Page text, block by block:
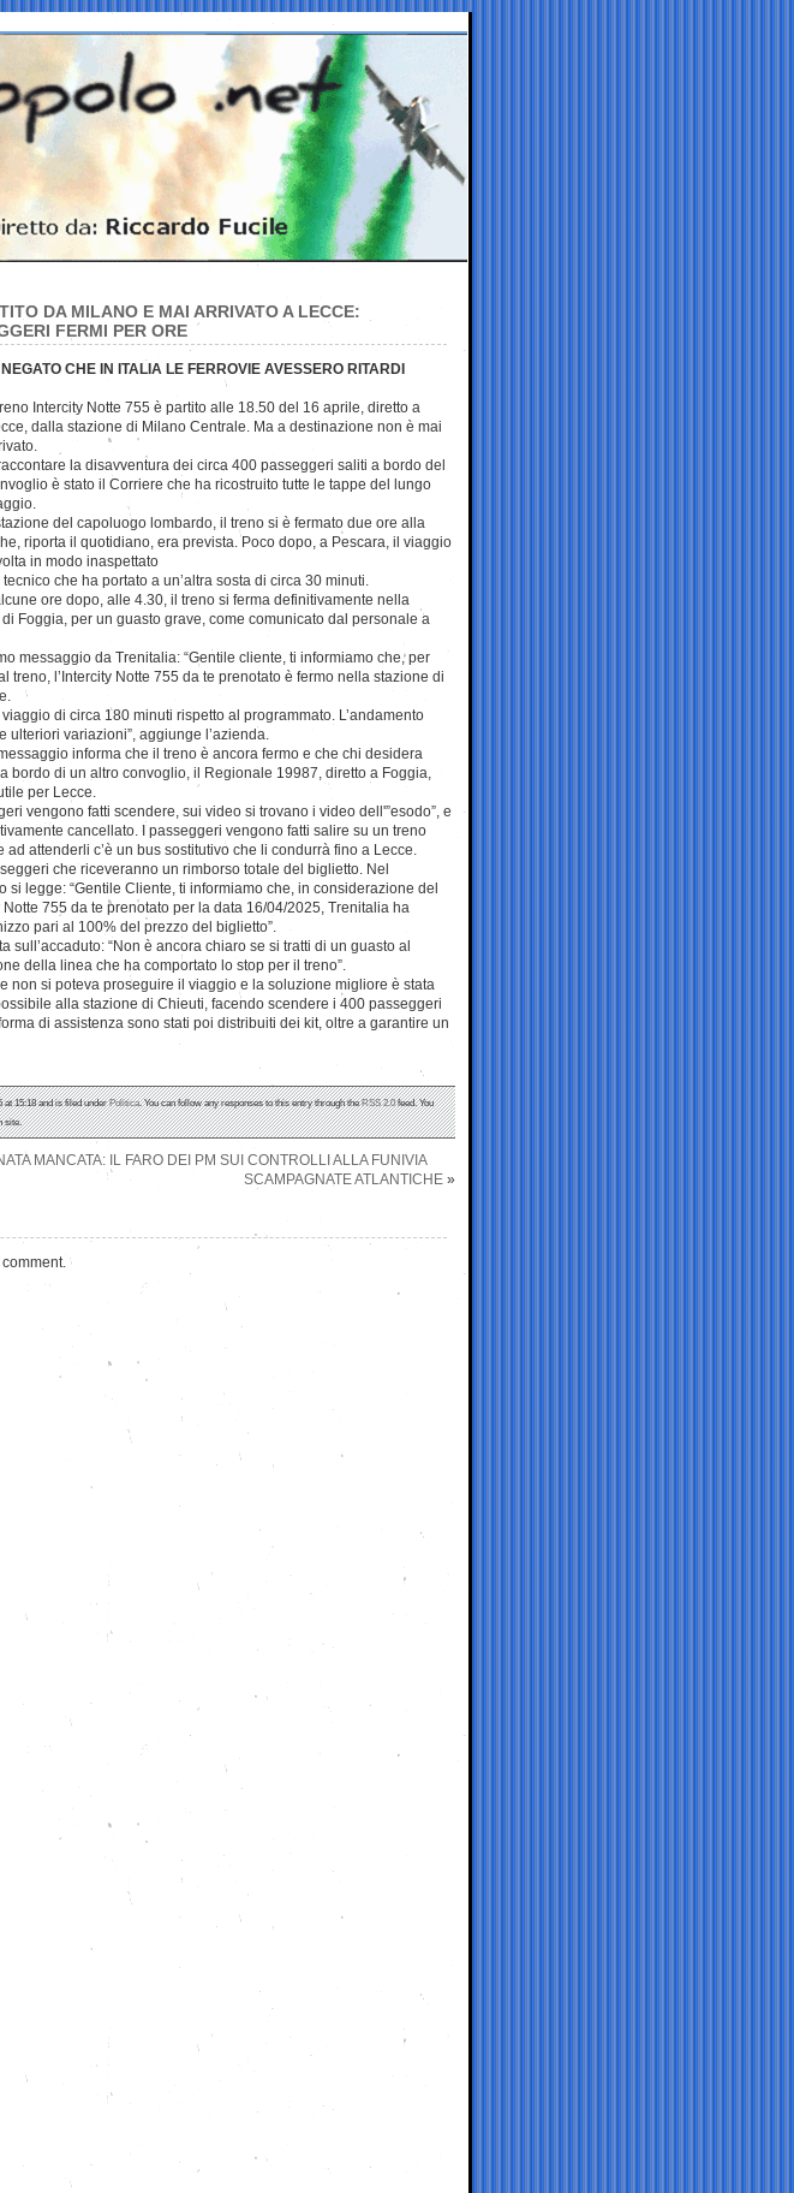
DA MILANO E MAI ARRIVATO A LECCE:
FERMI PER ORE
CHE IN ITALIA LE FERROVIE AVESSERO RITARDI
treno Intercity Notte 755 è partito alle 18.50 del 16 aprile, diretto a
dalla stazione di Milano Centrale. Ma a destinazione non è mai
la disavventura dei circa 400 passeggeri saliti a bordo del
è stato il Corriere che ha ricostruito tutte le tappe del lungo
del capoluogo lombardo, il treno si è fermato due ore alla
riporta il quotidiano, era prevista. Poco dopo, a Pescara, il viaggio
in modo inaspettato
che ha portato a un’altra sosta di circa 30 minuti.
ore dopo, alle 4.30, il treno si ferma definitivamente nella
Foggia, per un guasto grave, come comunicato dal personale a
messaggio da Trenitalia: “Gentile cliente, ti informiamo che, per
treno, l’Intercity Notte 755 da te prenotato è fermo nella stazione di
di circa 180 minuti rispetto al programmato. L’andamento
ulteriori variazioni”, aggiunge l’azienda.
informa che il treno è ancora fermo e che chi desidera
bordo di un altro convoglio, il Regionale 19987, diretto a Foggia,
per Lecce.
vengono fatti scendere, sui video si trovano i video dell'”esodo”, e
cancellato. I passeggeri vengono fatti salire su un treno
ad attenderli c’è un bus sostitutivo che li condurrà fino a Lecce.
che riceveranno un rimborso totale del biglietto. Nel
si legge: “Gentile Cliente, ti informiamo che, in considerazione del
755 da te prenotato per la data 16/04/2025, Trenitalia ha
pari al 100% del prezzo del biglietto”.
sull’accaduto: “Non è ancora chiaro se si tratti di un guasto al
della linea che ha comportato lo stop per il treno”.
non si poteva proseguire il viaggio e la soluzione migliore è stata
alla stazione di Chieuti, facendo scendere i 400 passeggeri
di assistenza sono stati poi distribuiti dei kit, oltre a garantire un
at 15:18 and is filed underPolitica. You can follow any responses to this entry through theRSS 2.0feed. You
site.
MANCATA: IL FARO DEI PM SUI CONTROLLI ALLA FUNIVIA
SCAMPAGNATE ATLANTICHE »